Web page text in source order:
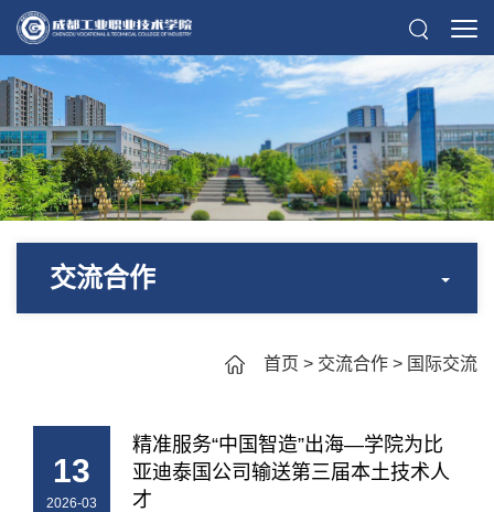
交流合作
首页 > 交流合作 > 国际交流
13
2026-03
精准服务“中国智造”出海—学院为比
亚迪泰国公司输送第三届本土技术人
才